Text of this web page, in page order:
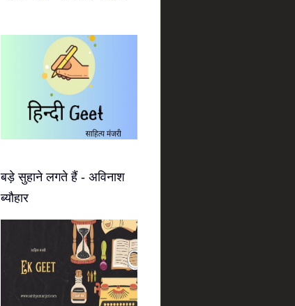
बड़े सुहाने लगते हैं - अविनाश
ब्यौहार